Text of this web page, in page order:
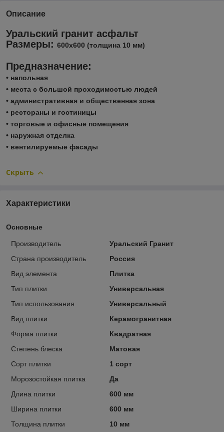
Описание
Уральский гранит асфальт
Размеры: 600х600 (толщина 10 мм)
Предназначение:
• напольная
• места с большой проходимостью людей
• административная и общественная зона
• рестораны и гостиницы
• торговые и офисные помещения
• наружная отделка
• вентилируемые фасады
Скрыть
Характеристики
Основные
Производитель
Уральский Гранит
Страна производитель
Россия
Вид элемента
Плитка
Тип плитки
Универсальная
Тип использования
Универсальный
Вид плитки
Керамогранитная
Форма плитки
Квадратная
Степень блеска
Матовая
Сорт плитки
1 сорт
Морозостойкая плитка
Да
Длина плитки
600 мм
Ширина плитки
600 мм
Толщина плитки
10 мм